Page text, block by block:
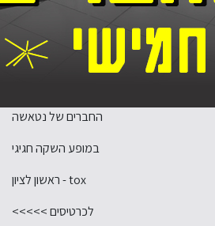
החברים של נטאשה
במופע השקה חגיגי
tox - ראשון לציון
לכרטיסים >>>>>